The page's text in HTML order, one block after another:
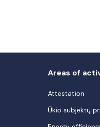
Areas of
Attestation
Ūkio subjektų